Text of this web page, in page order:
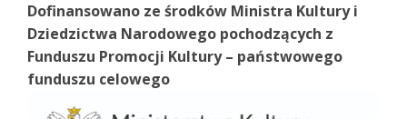
Dofinansowano ze środków Ministra Kultury i
Dziedzictwa Narodowego pochodzących z
Funduszu Promocji Kultury – państwowego
funduszu celowego